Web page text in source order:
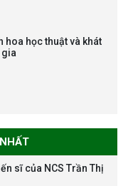
án tiến sĩ của NCS
hoa học thuật và khát
sĩ của NCS Trần Thị